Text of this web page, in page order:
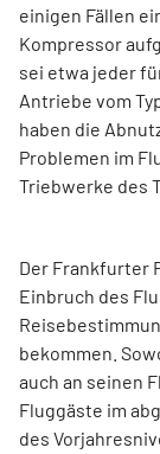
einigen Fällen
Kompressor
sei etwa jeder
Antriebe vom
haben die
Problemen im
Triebwerke des
Der Frankfurter
Einbruch des
bekommen.
auch an seinen
Fluggäste im
des